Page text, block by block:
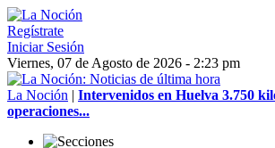
Regístrate
Iniciar Sesión
Viernes, 07 de Agosto de 2026 - 2:23 pm
La Noción | Intervenidos en Huelva 3.750
operaciones...